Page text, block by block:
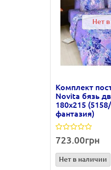
Нет
Комплект
Novita бязь
180х215
фантазия)
723.00грн
Нет в наличии